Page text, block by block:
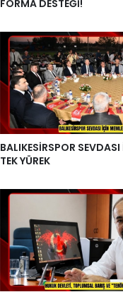
FORMA DESTEĞİ!
BALIKESİRSPOR
TEK YÜREK